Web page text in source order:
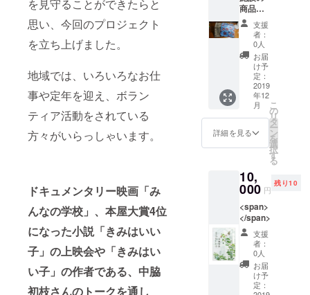
を見守ることができたらと
思い、今回のプロジェクト
を立ち上げました。
地域では、いろいろなお仕
事や定年を迎え、ボラン
ティア活動をされている
方々がいらっしゃいます。
ドキュメンタリー映画「み
んなの学校」、本屋大賞4位
になった小説「きみはいい
子」の上映会や「きみはい
い子」の作者である、中脇
初枝さんのトークを通し
商品に
なりま
す。 写
真とは
実際に
色や柄
が異な
る場合
がござ
いま
す。 ご
了承く
ださ
い。
支援
者：
0人
お届
け予
定：
2019
年12
月
詳細を見る
こ
の
リ
タ
ー
ン
を
選
択
す
る
10,
000 円
残り10
<span>
</span>
支援
者：
0人
お届
け予
定：